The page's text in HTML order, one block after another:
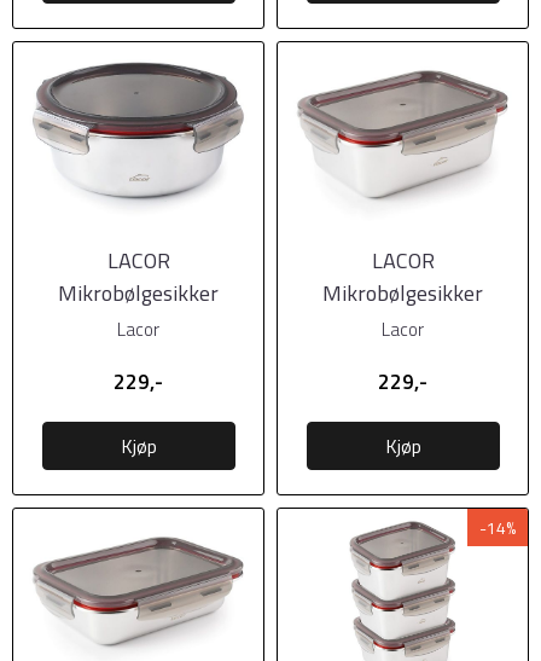
LACOR
Mikrobølgesikker
matboks i stål m/tett
Lacor
229,-
Kjøp
LACOR
Mikrobølgesikker
matboks i stål m/tett
Lacor
229,-
Kjøp
-14%